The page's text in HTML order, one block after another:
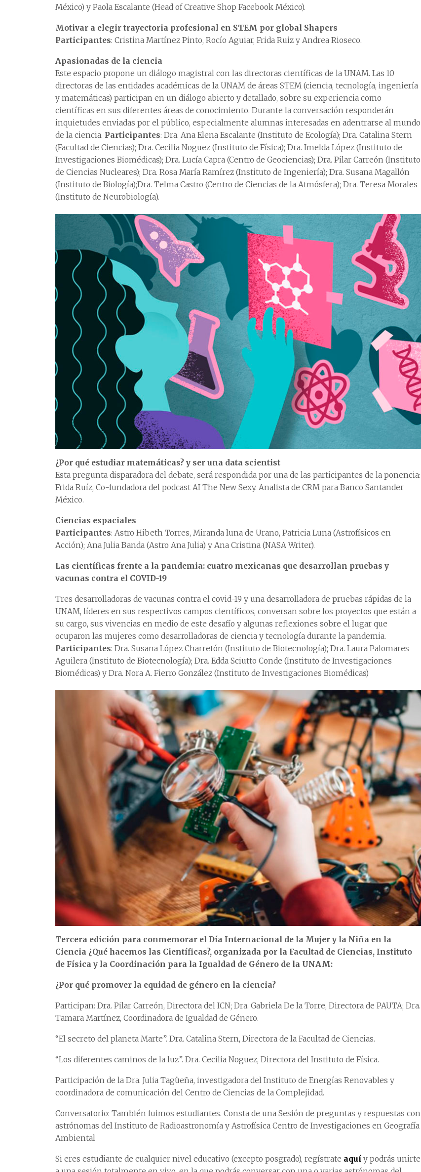
México) y Paola Escalante (Head of Creative Shop Facebook México).
Motivar a elegir trayectoria profesional en STEM por global Shapers
Participantes: Cristina Martínez Pinto, Rocío Aguiar, Frida Ruiz y Andrea Rioseco.
Apasionadas de la ciencia
Este espacio propone un diálogo magistral con las directoras científicas de la UNAM. Las 10
directoras de las entidades académicas de la UNAM de áreas STEM (ciencia, tecnología, ingeniería
y matemáticas) participan en un diálogo abierto y detallado, sobre su experiencia como
científicas en sus diferentes áreas de conocimiento. Durante la conversación responderán
inquietudes enviadas por el público, especialmente alumnas interesadas en adentrarse al mundo
de la ciencia. Participantes: Dra. Ana Elena Escalante (Instituto de Ecología); Dra. Catalina Stern
(Facultad de Ciencias); Dra. Cecilia Noguez (Instituto de Física); Dra. Imelda López (Instituto de
Investigaciones Biomédicas); Dra. Lucía Capra (Centro de Geociencias); Dra. Pilar Carreón (Instituto
de Ciencias Nucleares); Dra. Rosa María Ramírez (Instituto de Ingeniería); Dra. Susana Magallón
(Instituto de Biología);Dra. Telma Castro (Centro de Ciencias de la Atmósfera); Dra. Teresa Morales
(Instituto de Neurobiología).
¿Por qué estudiar matemáticas? y ser una data scientist
Esta pregunta disparadora del debate, será respondida por una de las participantes de la ponencia:
Frida Ruíz, Co-fundadora del podcast AI The New Sexy. Analista de CRM para Banco Santander
México.
Ciencias espaciales
Participantes: Astro Hibeth Torres, Miranda luna de Urano, Patricia Luna (Astrofísicos en
Acción); Ana Julia Banda (Astro Ana Julia) y Ana Cristina (NASA Writer).
Las científicas frente a la pandemia: cuatro mexicanas que desarrollan pruebas y
vacunas contra el COVID-19
Tres desarrolladoras de vacunas contra el covid-19 y una desarrolladora de pruebas rápidas de la
UNAM, líderes en sus respectivos campos científicos, conversan sobre los proyectos que están a
su cargo, sus vivencias en medio de este desafío y algunas reflexiones sobre el lugar que
ocuparon las mujeres como desarrolladoras de ciencia y tecnología durante la pandemia.
Participantes: Dra. Susana López Charretón (Instituto de Biotecnología); Dra. Laura Palomares
Aguilera (Instituto de Biotecnología); Dra. Edda Sciutto Conde (Instituto de Investigaciones
Biomédicas) y Dra. Nora A. Fierro González (Instituto de Investigaciones Biomédicas)
Tercera edición para conmemorar el Día Internacional de la Mujer y la Niña en la
Ciencia ¿Qué hacemos las Científicas?, organizada por la Facultad de Ciencias, Instituto
de Física y la Coordinación para la Igualdad de Género de la UNAM:
¿Por qué promover la equidad de género en la ciencia?
Participan: Dra. Pilar Carreón, Directora del ICN; Dra. Gabriela De la Torre, Directora de PAUTA; Dra.
Tamara Martínez, Coordinadora de Igualdad de Género.
“El secreto del planeta Marte”. Dra. Catalina Stern, Directora de la Facultad de Ciencias.
“Los diferentes caminos de la luz”. Dra. Cecilia Noguez, Directora del Instituto de Física.
Participación de la Dra. Julia Tagüeña, investigadora del Instituto de Energías Renovables y
coordinadora de comunicación del Centro de Ciencias de la Complejidad.
Conversatorio: También fuimos estudiantes. Consta de una Sesión de preguntas y respuestas con
astrónomas del Instituto de Radioastronomía y Astrofísica Centro de Investigaciones en Geografía
Ambiental
Si eres estudiante de cualquier nivel educativo (excepto posgrado), regístrate aquí y podrás unirte